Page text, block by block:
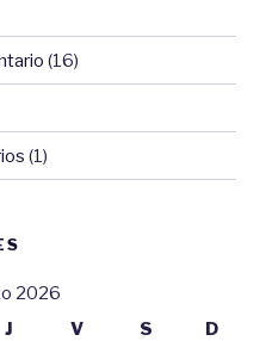
(16)
(1)
2026
J V S D